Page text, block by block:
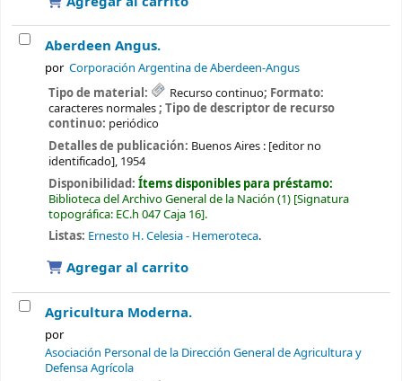
Aberdeen Angus.
por Corporación Argentina de Aberdeen-Angus
Tipo de material: Recurso continuo; Formato:
caracteres normales; Tipo de descriptor de recurso
continuo: periódico
Detalles de publicación: Buenos Aires : [editor no
identificado], 1954
Disponibilidad: Ítems disponibles para préstamo:
Biblioteca del Archivo General de la Nación (1) Signatura
topográfica: EC.h 047 Caja 16 .
Listas: Ernesto H. Celesia - Hemeroteca.
Agregar al carrito
Agricultura Moderna.
por
Asociación Personal de la Dirección General de Agricultura y
Defensa Agrícola